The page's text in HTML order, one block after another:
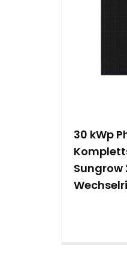
30 kWp
Sungrow